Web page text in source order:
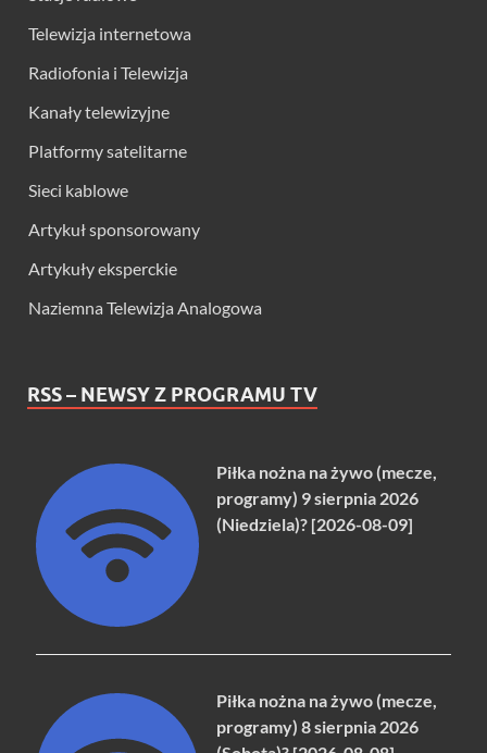
Telewizja internetowa
Radiofonia i Telewizja
Kanały telewizyjne
Platformy satelitarne
Sieci kablowe
Artykuł sponsorowany
Artykuły eksperckie
Naziemna Telewizja Analogowa
RSS – NEWSY Z PROGRAMU TV
Piłka nożna na żywo (mecze,
programy) 9 sierpnia 2026
(Niedziela)? [2026-08-09]
Piłka nożna na żywo (mecze,
programy) 8 sierpnia 2026